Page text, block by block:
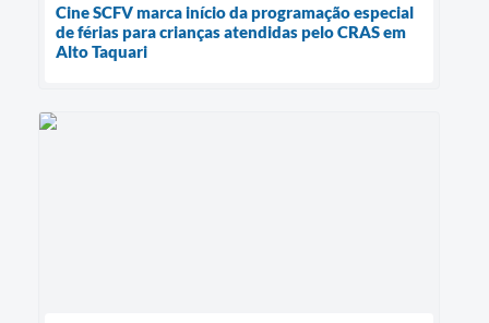
Cine SCFV marca início da programação especial
de férias para crianças atendidas pelo CRAS em
Alto Taquari